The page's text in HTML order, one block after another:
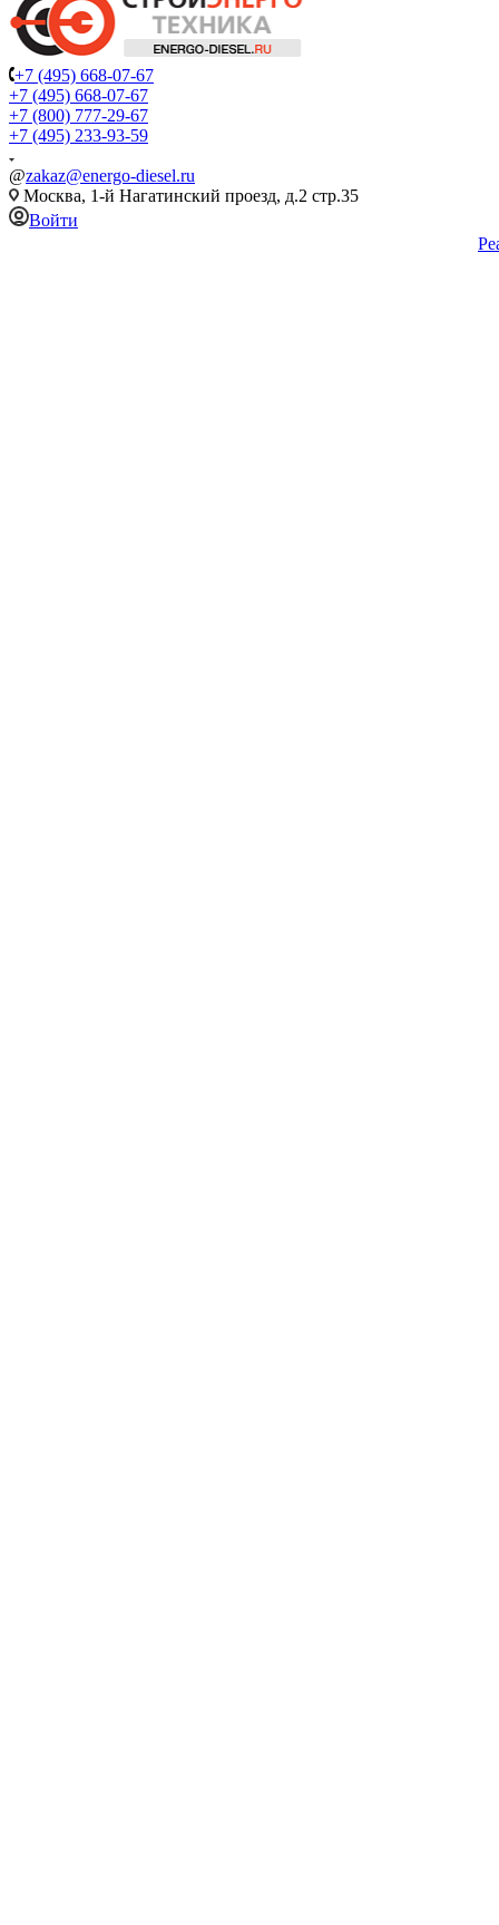
+7 (495) 668-07-67
+7 (495) 668-07-67
+7 (800) 777-29-67
+7 (495) 233-93-59
@zakaz@energo-diesel.ru
Москва, 1-й Нагатинский проезд, д.2 стр.35
Войти